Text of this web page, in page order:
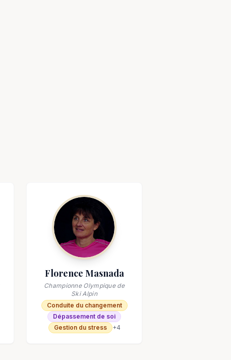
Florence Masnada
Championne Olympique de
Ski Alpin
Conduite du changement
Dépassement de soi
Gestion du stress
+4